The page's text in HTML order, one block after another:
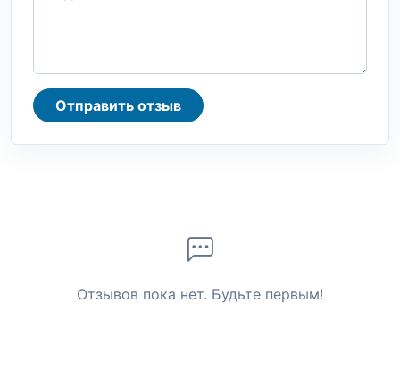
Отправить отзыв
Отзывов пока нет. Будьте первым!